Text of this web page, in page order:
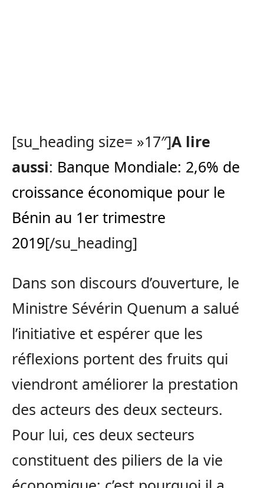
[su_heading size= »17″]A lire
aussi: Banque Mondiale: 2,6% de
croissance économique pour le
Bénin au 1er trimestre
2019[/su_heading]
Dans son discours d’ouverture, le
Ministre Sévérin Quenum a salué
l’initiative et espérer que les
réflexions portent des fruits qui
viendront améliorer la prestation
des acteurs des deux secteurs.
Pour lui, ces deux secteurs
constituent des piliers de la vie